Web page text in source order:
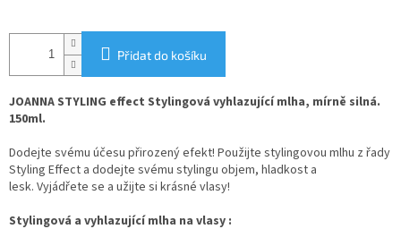
Přidat do košíku
JOANNA STYLING effect Stylingová vyhlazující mlha, mírně silná.
150ml.
Dodejte svému účesu přirozený efekt! Použijte stylingovou mlhu z řady
Styling Effect a dodejte svému stylingu objem, hladkost a
lesk. Vyjádřete se a užijte si krásné vlasy!
Stylingová a vyhlazující mlha na vlasy :